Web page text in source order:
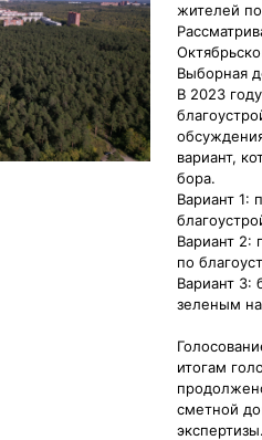
жителей
Выборная
В 2023
вариант,
бора.
Вариант 1:
Вариант 2:
по
Вариант 3:
зеленым
итогам
сметной